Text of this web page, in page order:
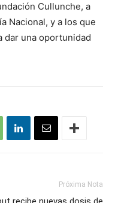
Cullunche, a
Nacional, y a los que
dar una oportunidad
Próxima Nota